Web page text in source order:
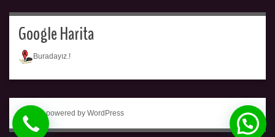
Google Harita
Buradayız.!
Proudly powered by WordPress